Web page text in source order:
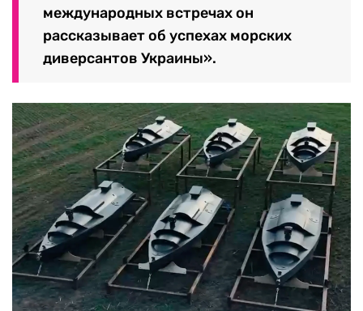
международных встречах он
рассказывает об успехах морских
диверсантов Украины».